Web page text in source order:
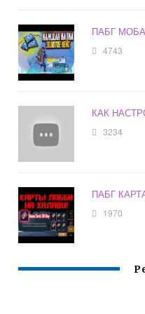
ПАБГ
4743
КАК
3234
ПАБГ
1970